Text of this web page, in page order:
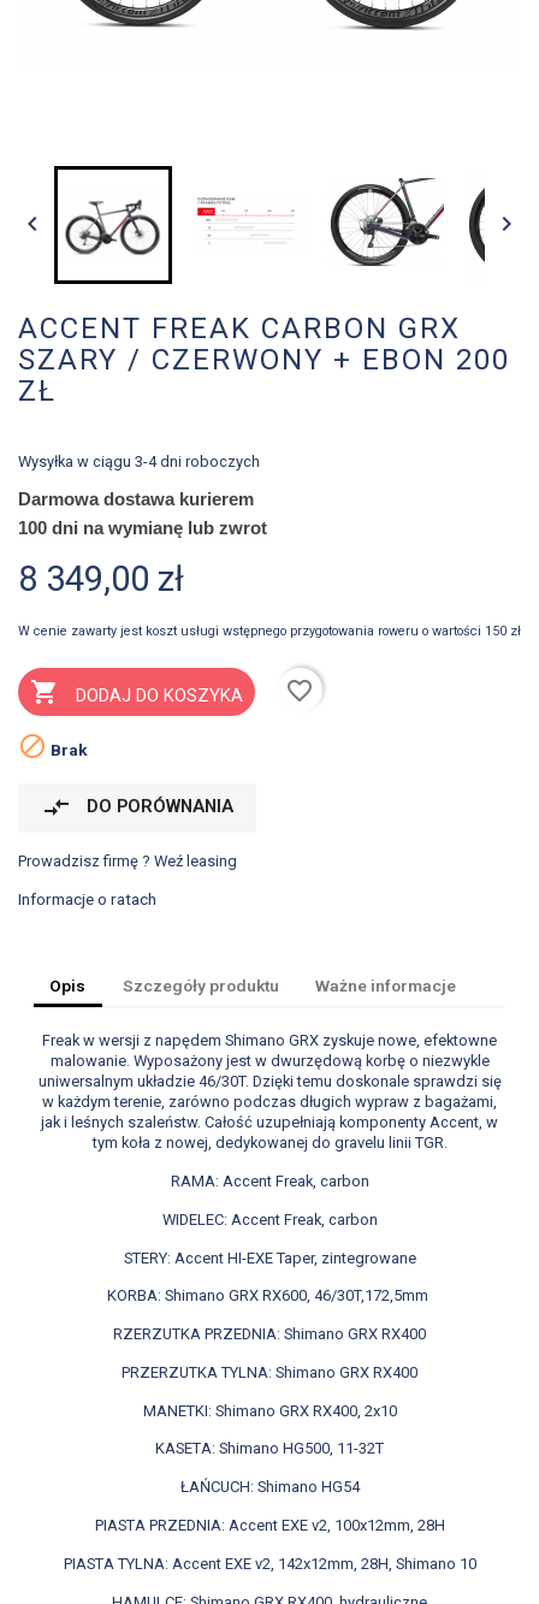
 
ACCENT FREAK CARBON GRX
SZARY / CZERWONY + EBON 200
ZŁ
Wysyłka w ciągu 3-4 dni roboczych
Darmowa dostawa kurierem
100 dni na wymianę lub zwrot
8 349,00 zł
W cenie zawarty jest koszt usługi wstępnego przygotowania roweru o wartości 150 zł
 DODAJ DO KOSZYKA
favorite_border
 Brak
compare_arrows DO PORÓWNANIA
Prowadzisz firmę ? Weź leasing
Informacje o ratach
Opis Szczegóły produktu Ważne informacje
Freak w wersji z napędem Shimano GRX zyskuje nowe, efektowne
malowanie. Wyposażony jest w dwurzędową korbę o niezwykle
uniwersalnym układzie 46/30T. Dzięki temu doskonale sprawdzi się
w każdym terenie, zarówno podczas długich wypraw z bagażami,
jak i leśnych szaleństw. Całość uzupełniają komponenty Accent, w
tym koła z nowej, dedykowanej do gravelu linii TGR.
RAMA: Accent Freak, carbon
WIDELEC: Accent Freak, carbon
STERY: Accent HI-EXE Taper, zintegrowane
KORBA: Shimano GRX RX600, 46/30T,172,5mm
RZERZUTKA PRZEDNIA: Shimano GRX RX400
PRZERZUTKA TYLNA: Shimano GRX RX400
MANETKI: Shimano GRX RX400, 2x10
KASETA: Shimano HG500, 11-32T
ŁAŃCUCH: Shimano HG54
PIASTA PRZEDNIA: Accent EXE v2, 100x12mm, 28H
PIASTA TYLNA: Accent EXE v2, 142x12mm, 28H, Shimano 10